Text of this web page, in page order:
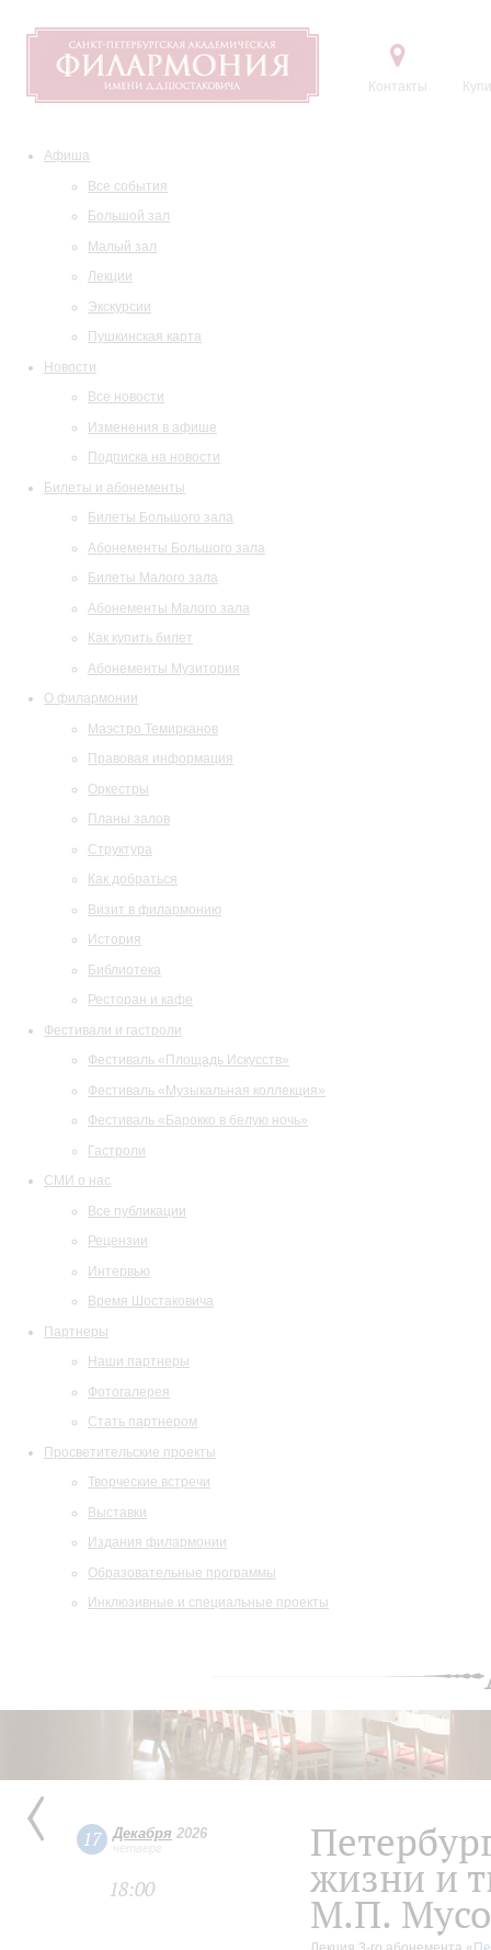
Контакты
Афиша
Все события
Большой зал
Малый зал
Лекции
Экскурсии
Пушкинская карта
Новости
Все новости
Изменения в афише
Подписка на новости
Билеты и абонементы
Билеты Большого зала
Абонементы Большого зала
Билеты Малого зала
Абонементы Малого зала
Как купить билет
Абонементы Музитория
О филармонии
Маэстро Темирканов
Правовая информация
Оркестры
Планы залов
Структура
Как добраться
Визит в филармонию
История
Библиотека
Ресторан и кафе
Фестивали и гастроли
Фестиваль «Площадь Искусств»
Фестиваль «Музыкальная коллекция»
Фестиваль «Барокко в белую ночь»
Гастроли
СМИ о нас
Все публикации
Рецензии
Интервью
Время Шостаковича
Партнеры
Наши партнеры
Фотогалерея
Стать партнером
Просветительские проекты
Творческие встречи
Выставки
Издания филармонии
Образовательные программы
Инклюзивные и специальные проекты
17 Декабря 2026
четверг
18:00 жизни и
М.П.